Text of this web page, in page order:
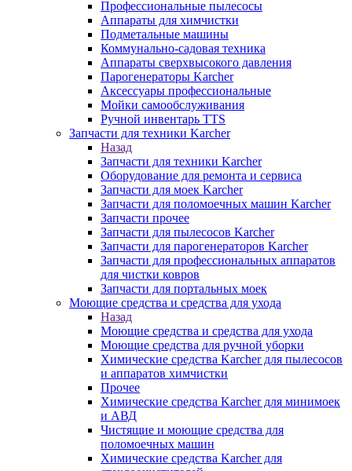
Профессиональные пылесосы
Аппараты для химчистки
Подметальные машины
Коммунально-садовая техника
Аппараты сверхвысокого давления
Парогенераторы Karcher
Аксессуары профессиональные
Мойки самообслуживания
Ручной инвентарь TTS
Запчасти для техники Karcher
Назад
Запчасти для техники Karcher
Оборудование для ремонта и сервиса
Запчасти для моек Karcher
Запчасти для поломоечных машин Karcher
Запчасти прочее
Запчасти для пылесосов Karcher
Запчасти для парогенераторов Karcher
Запчасти для профессиональных аппаратов
для чистки ковров
Запчасти для портальных моек
Моющие средства и средства для ухода
Назад
Моющие средства и средства для ухода
Моющие средства для ручной уборки
Химические средства Karcher для пылесосов
и аппаратов химчистки
Прочее
Химические средства Karcher для минимоек
и АВД
Чистящие и моющие средства для
поломоечных машин
Химические средства Karcher для